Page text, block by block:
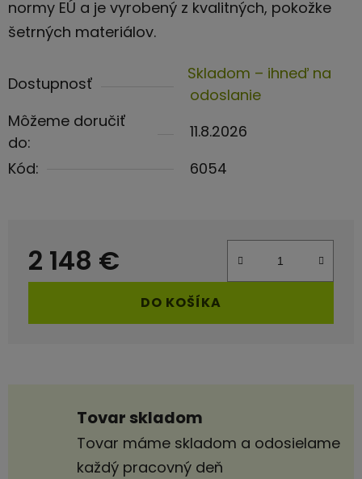
normy EÚ a je vyrobený z kvalitných, pokožke
šetrných materiálov.
Dostupnosť
Skladom – ihneď na
odoslanie
Môžeme doručiť
do:
11.8.2026
Kód:
6054
2 148 €
Jednotková cena:
DO KOŠÍKA
Tovar skladom
Tovar máme skladom a odosielame
každý pracovný deň